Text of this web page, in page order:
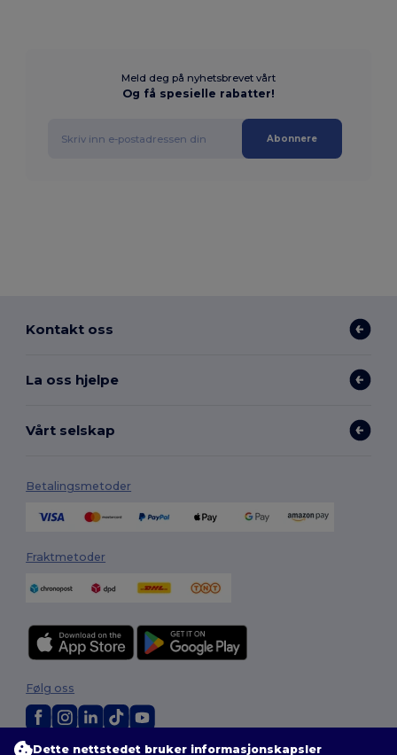
Meld deg på nyhetsbrevet vårt
Og få spesielle rabatter!
Abonnere
Kontakt oss
La oss hjelpe
Vårt selskap
Betalingsmetoder
Fraktmetoder
Følg oss
Dette nettstedet bruker informasjonskapsler